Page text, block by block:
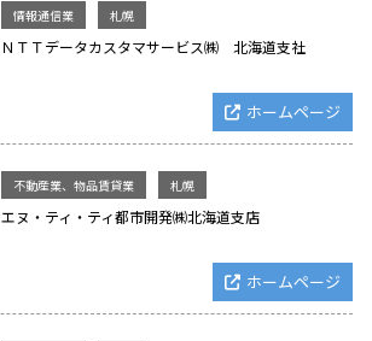
情報通信業 札幌
ＮＴＴデータカスタマサービス㈱ 北海道支社
ホームページ
不動産業、物品賃貸業 札幌
エヌ・ティ・ティ都市開発㈱北海道支店
ホームページ